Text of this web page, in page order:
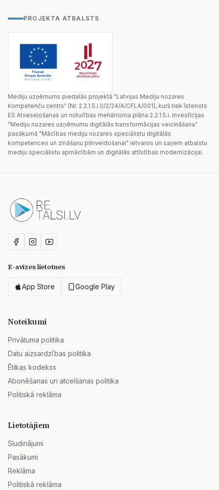
PROJEKTA ATBALSTS
Mediju uzņēmums piedalās projektā "Latvijas Mediju nozares
kompetenču centrs" (Nr. 2.2.1.5.i.0/2/24/A/CFLA/001), kurš tiek īstenots
ES Atveseļošanas un noturības mehānisma plāna 2.2.1.5.i. investīcijas
"Mediju nozares uzņēmumu digitālās transformācijas veicināšana"
pasākumā "Mācības mediju nozares speciālistu digitālās
kompetences un zināšanu pilnveidošanai" ietvaros un saņem atbalstu
mediju speciālistu apmācībām un digitālās attīstības modernizācijai.
E-avīzes lietotnes
App Store Google Play
Noteikumi
Privātuma politika
Datu aizsardzības politika
Ētikas kodekss
Abonēšanas un atcelšanas politika
Politiskā reklāma
Lietotājiem
Sludinājumi
Pasākumi
Reklāma
Politiskā reklāma